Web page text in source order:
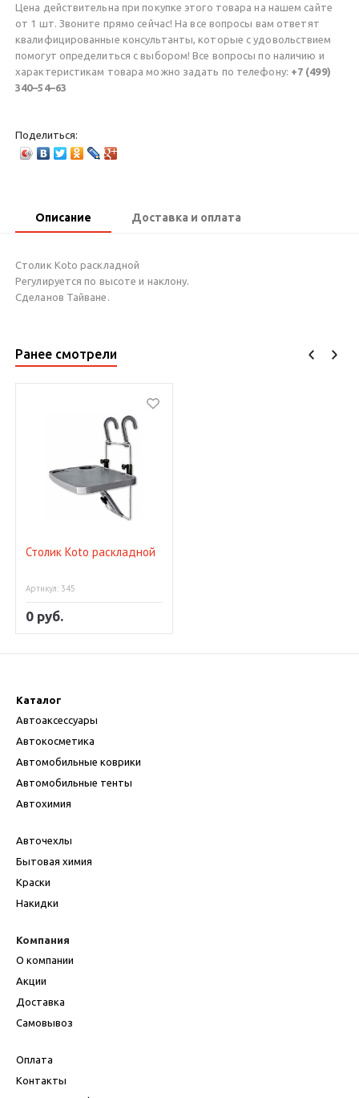
Цена действительна при покупке этого товара на нашем сайте
от 1 шт. Звоните прямо сейчас! На все вопросы вам ответят
квалифицированные консультанты, которые с удовольствием
помогут определиться с выбором! Все вопросы по наличию и
характеристикам товара можно задать по телефону: +7 (499)
340–54–63
Поделиться:
Описание Доставка и оплата
Столик Koto раскладной
Регулируется по высоте и наклону.
Сделанов Тайване.
Ранее смотрели
Столик Koto раскладной
Артикул: 345
0 руб.
Каталог
Автоаксессуары
Автокосметика
Автомобильные коврики
Автомобильные тенты
Автохимия
Авточехлы
Бытовая химия
Краски
Накидки
Компания
О компании
Акции
Доставка
Самовывоз
Оплата
Контакты